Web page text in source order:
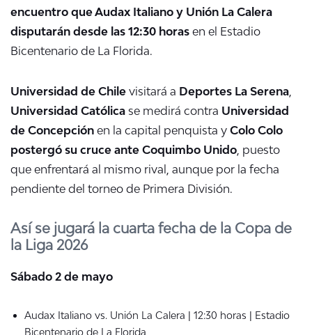
encuentro que Audax Italiano y Unión La Calera
disputarán desde las 12:30 horas en el Estadio
Bicentenario de La Florida.
Universidad de Chile visitará a Deportes La Serena,
Universidad Católica se medirá contra Universidad
de Concepción en la capital penquista y Colo Colo
postergó su cruce ante Coquimbo Unido, puesto
que enfrentará al mismo rival, aunque por la fecha
pendiente del torneo de Primera División.
Así se jugará la cuarta fecha de la Copa de
la Liga 2026
Sábado 2 de mayo
Audax Italiano vs. Unión La Calera | 12:30 horas | Estadio
Bicentenario de La Florida